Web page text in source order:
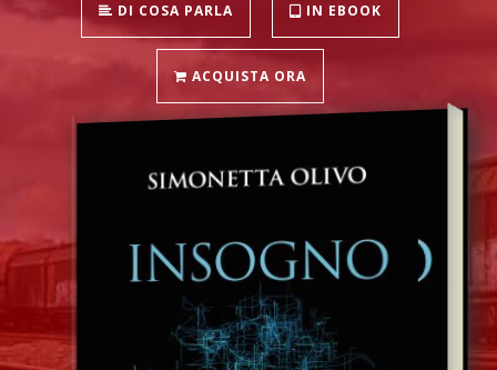
DI COSA PARLA IN EBOOK
ACQUISTA ORA